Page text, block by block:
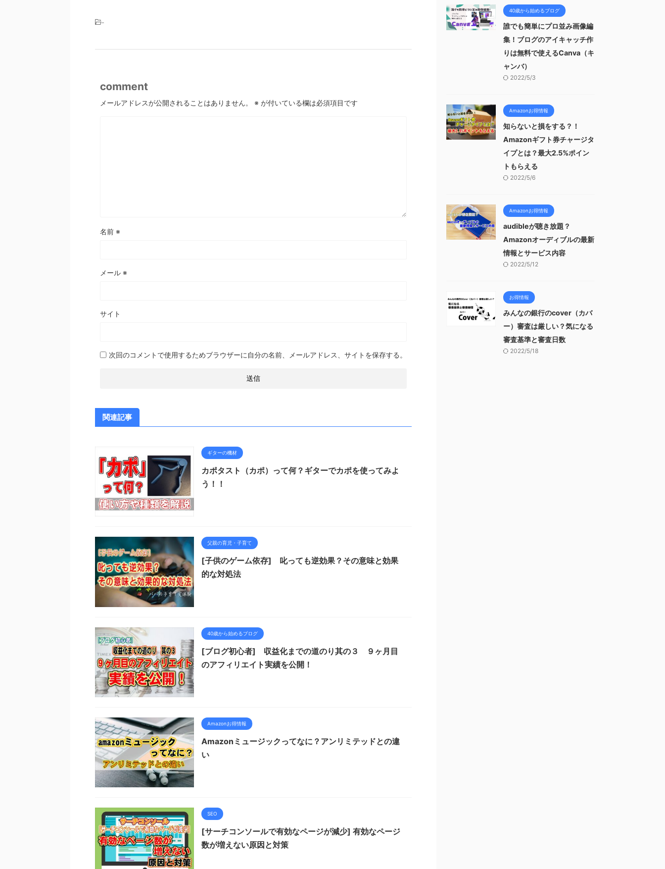
-
comment
メールアドレスが公開されることはありません。 ※ が付いている欄は必須項目です
名前 ※
メール ※
サイト
次回のコメントで使用するためブラウザーに自分の名前、メールアドレス、サイトを保存する。
関連記事
ギターの機材
カポタスト（カポ）って何？ギターでカポを使ってみよ
う！！
父親の育児・子育て
[子供のゲーム依存] 叱っても逆効果？その意味と効果
的な対処法
40歳から始めるブログ
[ブログ初心者] 収益化までの道のり其の３ ９ヶ月目
のアフィリエイト実績を公開！
Amazonお得情報
Amazonミュージックってなに？アンリミテッドとの違
い
SEO
[サーチコンソールで有効なページが減少] 有効なページ
数が増えない原因と対策
40歳から始めるブログ
誰でも簡単にプロ並み画像編
集！ブログのアイキャッチ作
りは無料で使えるCanva（キ
ャンバ）
2022/5/3
Amazonお得情報
知らないと損をする？！
Amazonギフト券チャージタ
イプとは？最大2.5%ポイン
トもらえる
2022/5/6
Amazonお得情報
audibleが聴き放題？
Amazonオーディブルの最新
情報とサービス内容
2022/5/12
お得情報
みんなの銀行のcover（カバ
ー）審査は厳しい？気になる
審査基準と審査日数
2022/5/18